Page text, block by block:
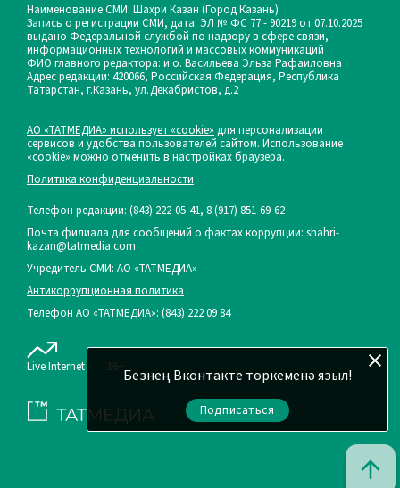
Безнең Вконтакте төркеменә языл!
Подписаться
Наименование СМИ: Шахри Казан (Город Казань)
Запись о регистрации СМИ, дата: ЭЛ № ФС 77 - 90219 от 07.10.2025
выдано Федеральной службой по надзору в сфере связи,
информационных технологий и массовых коммуникаций
ФИО главного редактора: и.о. Васильева Эльза Рафаиловна
Адрес редакции: 420066, Российская Федерация, Республика
Татарстан, г.Казань, ул.Декабристов, д.2
АО «ТАТМЕДИА» использует «cookie» для персонализации
сервисов и удобства пользователей сайтом. Использование
«cookie» можно отменить в настройках браузера.
Политика конфиденциальности
Телефон редакции: (843) 222-05-41, 8 (917) 851-69-62
Почта филиала для сообщений о фактах коррупции: shahri-
kazan@tatmedia.com
Учредитель СМИ: АО «ТАТМЕДИА»
Антикоррупционная политика
Телефон АО «ТАТМЕДИА»: (843) 222 09 84
Live Internet 16+